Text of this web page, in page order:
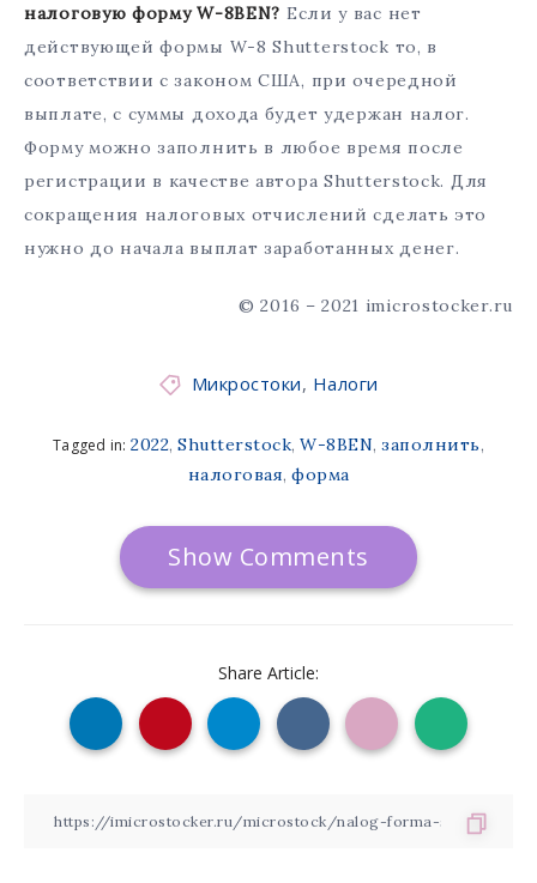
налоговую форму W-8BEN? Если у вас нет
действующей формы W-8 Shutterstock то, в
соответствии с законом США, при очередной
выплате, с суммы дохода будет удержан налог.
Форму можно заполнить в любое время после
регистрации в качестве автора Shutterstock. Для
сокращения налоговых отчислений сделать это
нужно до начала выплат заработанных денег.
© 2016 – 2021 imicrostocker.ru
Микростоки, Налоги
Tagged in: 2022, Shutterstock, W-8BEN, заполнить,
налоговая, форма
Show Comments
Share Article: